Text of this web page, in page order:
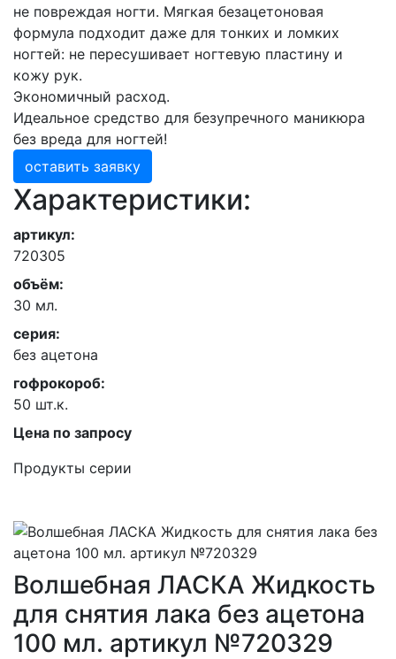
не повреждая ногти. Мягкая безацетоновая
формула подходит даже для тонких и ломких
ногтей: не пересушивает ногтевую пластину и
кожу рук.
Экономичный расход.
Идеальное средство для безупречного маникюра
без вреда для ногтей!
оставить заявку
Характеристики:
артикул:
720305
объём:
30 мл.
серия:
без ацетона
гофрокороб:
50 шт.к.
Цена по запросу
Продукты серии
Волшебная ЛАСКА Жидкость
для снятия лака без ацетона
100 мл. артикул №720329